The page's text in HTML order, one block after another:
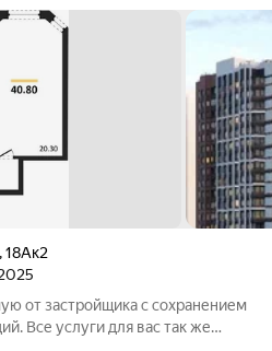
,18Ак2
от застройщика с сохранением
Все услуги для вас так же